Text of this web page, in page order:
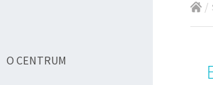
O CENTRUM